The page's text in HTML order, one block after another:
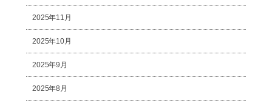
2025年11月
2025年10月
2025年9月
2025年8月